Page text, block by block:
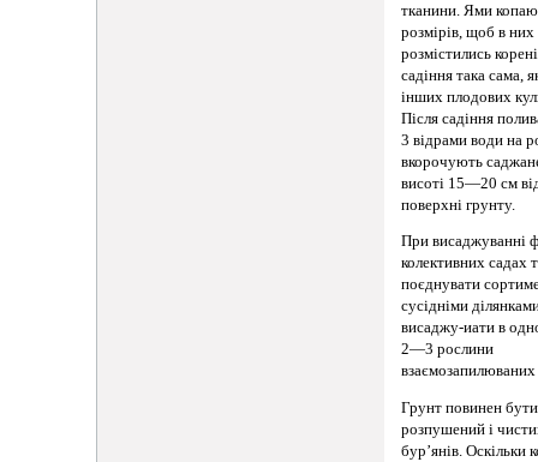
тканини. Ями
розмірів, щоб в них
розмістились
садіння така сама,
інших плодових
Після садіння
3 відрами води на
вкорочують
висоті 15—20 см
поверхні грунту.
При висаджуванні
колективних садах
поєднувати
сусідніми
висаджу-иати в
2—3 рослини
взаємозапилюваних
Грунт повинен бути
розпушений і
бур’янів. Оскільки